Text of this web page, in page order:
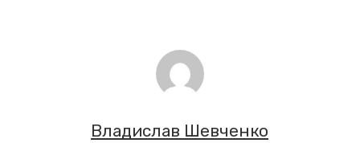
Владислав Шевченко